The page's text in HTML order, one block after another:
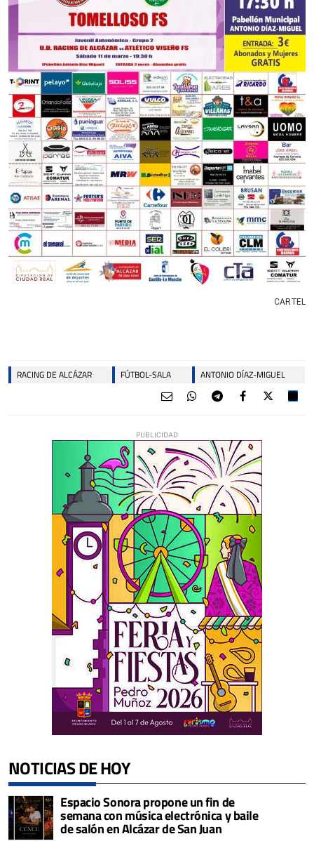
CARTEL
RACING DE ALCÁZAR FÚTBOL-SALA ANTONIO DÍAZ-MIGUEL
NOTICIAS DE HOY
Espacio Sonora propone un fin de
semana con música electrónica y baile
de salón en Alcázar de San Juan